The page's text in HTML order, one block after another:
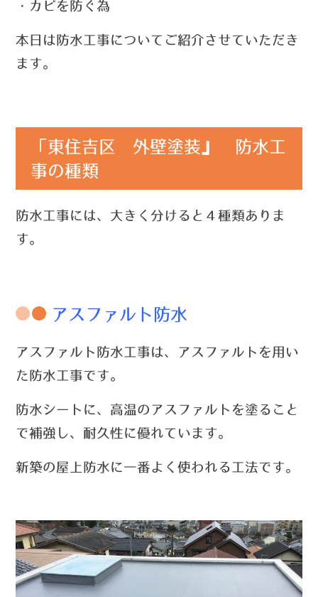
・カビを防ぐ為
本日は防水工事についてご紹介させていただき
ます。
「東住吉区 外壁塗装』 防水工
事の種類
防水工事には、大きく分けると４種類ありま
す。
アスファルト防水
アスファルト防水工事は、アスファルトを用い
た防水工事です。
防水シートに、高温のアスファルトを塗ること
で補強し、耐久性に優れています。
新築の屋上防水に一番よく使われる工法です。